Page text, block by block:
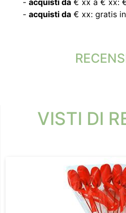
- acquisti da € xx a € xx:
- acquisti da € xx: gratis
VISTI DI